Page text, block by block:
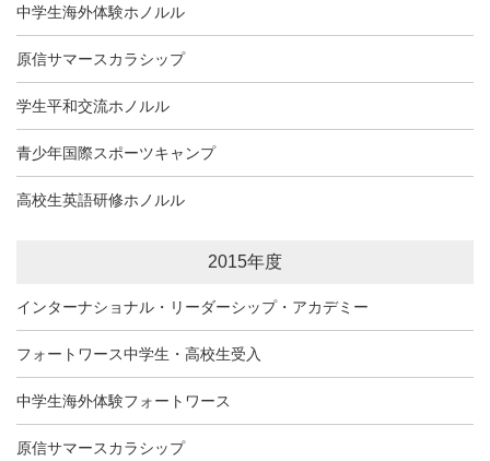
中学生海外体験ホノルル
原信サマースカラシップ
学生平和交流ホノルル
青少年国際スポーツキャンプ
高校生英語研修ホノルル
2015年度
インターナショナル・リーダーシップ・アカデミー
フォートワース中学生・高校生受入
中学生海外体験フォートワース
原信サマースカラシップ